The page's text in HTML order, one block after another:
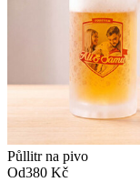
Půllitr na pivo
Od380 Kč